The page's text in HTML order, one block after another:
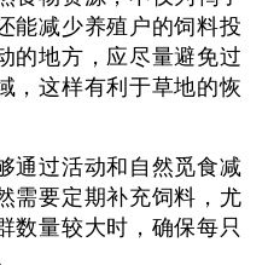
能减少养殖户的饲料投
的地方，应尽量避免过
，这样有利于草地的恢
通过活动和自然觅食减
需要定期补充饲料，尤
数量较大时，确保每只